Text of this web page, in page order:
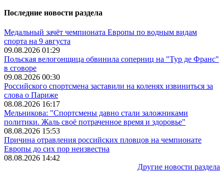
Последние новости раздела
Медальный зачёт чемпионата Европы по водным видам
спорта на 9 августа
09.08.2026 01:29
Польская велогонщица обвинила соперниц на "Тур де Франс"
в сговоре
09.08.2026 00:30
Российского спортсмена заставили на коленях извиниться за
слова о Париже
08.08.2026 16:17
Мельникова: "Спортсмены давно стали заложниками
политики. Жаль своё потраченное время и здоровье"
08.08.2026 15:53
Причина отравления российских пловцов на чемпионате
Европы до сих пор неизвестна
08.08.2026 14:42
Другие новости раздела